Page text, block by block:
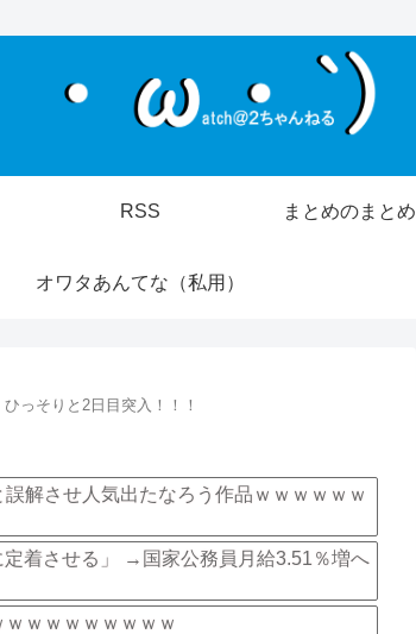
RSS まとめのまとめ
オワタあんてな（私用）
っそりと2日目突入！！！
解させ人気出たなろう作品ｗｗｗｗｗｗ
定着させる」 →国家公務員月給3.51％増へ
ｗｗｗｗｗｗｗｗ